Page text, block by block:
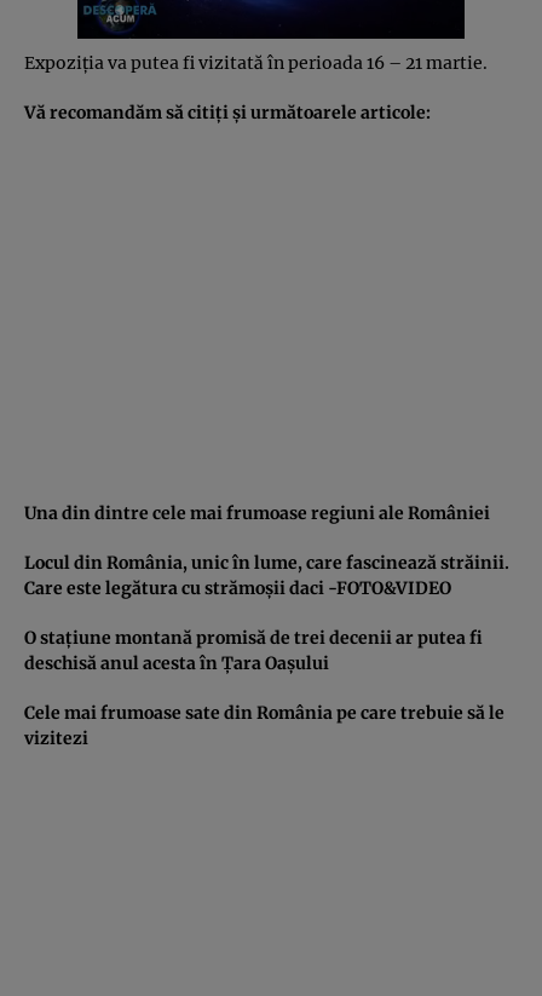
Expoziţia va putea fi vizitată în perioada 16 – 21 martie.
Vă recomandăm să citiţi şi următoarele articole:
Una din dintre cele mai frumoase regiuni ale României
Locul din România, unic în lume, care fascinează străinii.
Care este legătura cu strămoşii daci -FOTO&VIDEO
O staţiune montană promisă de trei decenii ar putea fi
deschisă anul acesta în Ţara Oaşului
Cele mai frumoase sate din România pe care trebuie să le
vizitezi